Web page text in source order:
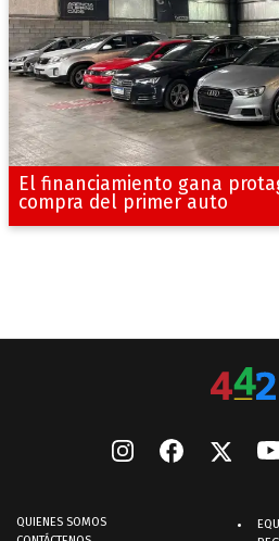
El financiamiento gana
compra del primer auto
QUIENES SOMOS